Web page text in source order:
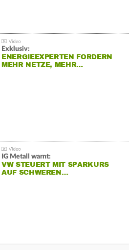
Exklusiv:
ENERGIEEXPERTEN FORDERN
MEHR NETZE, MEHR…
IG Metall warnt:
VW STEUERT MIT SPARKURS
AUF SCHWEREN…